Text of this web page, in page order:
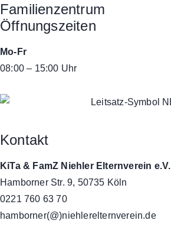
Familienzentrum
Öffnungszeiten
Mo-Fr
08:00 – 15:00 Uhr
Kontakt
KiTa & FamZ Niehler Elternverein e.V.
Hamborner Str. 9, 50735 Köln
0221 760 63 70
hamborner(@)niehlerelternverein.de